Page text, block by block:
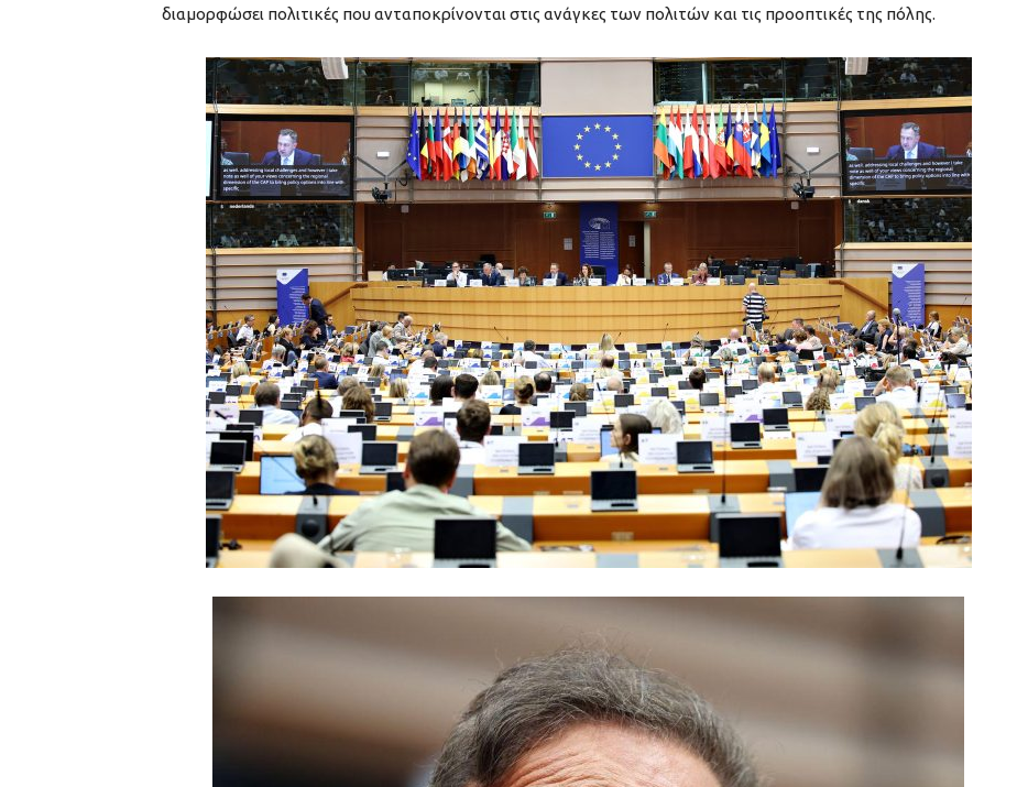
διαμορφώσει πολιτικές που ανταποκρίνονται στις ανάγκες των πολιτών και τις προοπτικές της πόλης.